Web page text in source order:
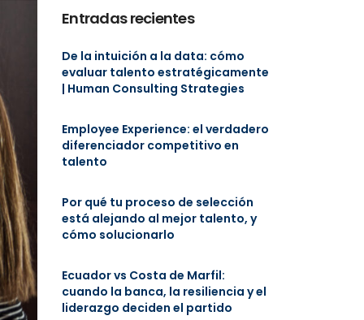
Entradas recientes
De la intuición a la data: cómo
evaluar talento estratégicamente
| Human Consulting Strategies
Employee Experience: el verdadero
diferenciador competitivo en
talento
Por qué tu proceso de selección
está alejando al mejor talento, y
cómo solucionarlo
Ecuador vs Costa de Marfil:
cuando la banca, la resiliencia y el
liderazgo deciden el partido